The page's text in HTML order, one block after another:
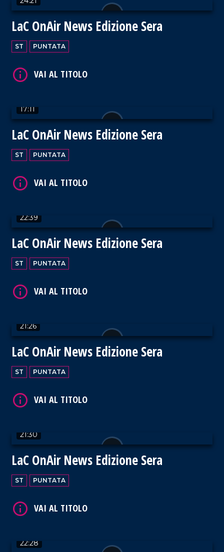
LaC OnAir News Edizione Sera
ST PUNTATA
17:11
LaC OnAir News Edizione Sera
ST PUNTATA
22:39
LaC OnAir News Edizione Sera
ST PUNTATA
21:26
LaC OnAir News Edizione Sera
ST PUNTATA
VAI AL TITOLO
21:30
LaC OnAir News Edizione Sera
ST PUNTATA
22:28
VAI AL TITOLO
VAI AL TITOLO
VAI AL TITOLO
VAI AL TITOLO